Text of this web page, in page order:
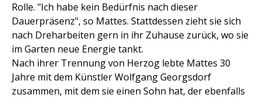
Rolle. "Ich habe kein Bedürfnis nach dieser
Dauerpräsenz", so Mattes. Stattdessen zieht sie sich
nach Dreharbeiten gern in ihr Zuhause zurück, wo sie
im Garten neue Energie tankt.
Nach ihrer Trennung von Herzog lebte Mattes 30
Jahre mit dem Künstler Wolfgang Georgsdorf
zusammen, mit dem sie einen Sohn hat, der ebenfalls